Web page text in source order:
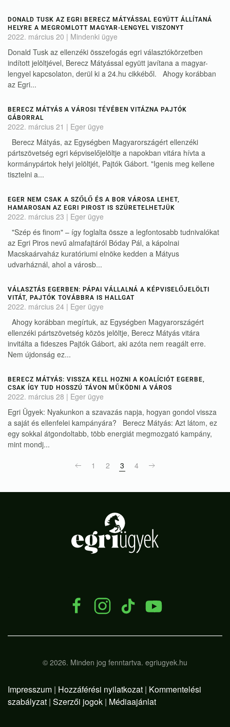
DONALD TUSK AZ EGRI BERECZ MÁTYÁSSAL EGYÜTT ÁLLÍTANÁ
HELYRE A MEGROMLOTT MAGYAR-LENGYEL VISZONYT
2022. március 20 | Mindenki ügye
Donald Tusk az ellenzéki összefogás egri választókörzetben
indított jelöltjével, Berecz Mátyással együtt javítana a magyar-
lengyel kapcsolaton, derül ki a 24.hu cikkéből. Ahogy korábban
az Egri...
BERECZ MÁTYÁS A VÁROSI TÉVÉBEN VITÁZNA PAJTÓK
GÁBORRAL
2022. március 21 | Eger ügye
Berecz Mátyás, az Egységben Magyarországért ellenzéki
pártszövetség egri képviselőjelöltje a napokban vitára hívta a
kormánypártok helyi jelöltjét, Pajtók Gábort. "Igenis meg kellene
tisztelni a...
EGER NEM CSAK A SZŐLŐ ÉS A BOR VÁROSA LEHET,
HAMAROSAN AZ EGRI PIROST IS SZÜRETELHETJÜK
2022. március 23 | Eger ügye
"Szép és finom" – így foglalta össze a legfontosabb tudnivalókat
az Egri Piros nevű almafajtáról Bóday Pál, a kápolnai
Macskaárvaház kuratóriumi elnöke kedden a Mátyus
udvarháznál, ahol a városb...
VÁLASZTÁS EGERBEN: PÁPAI VÁLLALNÁ A KÉPVISELŐJELÖLTI
VITÁT, PAJTÓK TOVÁBBRA IS HALLGAT
2022. március 24 | Eger ügye
Ahogy korábban megírtuk, az Egységben Magyarországért
ellenzéki pártszövetség közös jelöltje, Berecz Mátyás vitára
invitálta a fideszes Pajtók Gábort, aki azóta nem reagált erre.
Nem újdonság ez...
BERECZ MÁTYÁS: VISSZA KELL HOZNI A KOALÍCIÓT EGERBE,
CSAK ÍGY TUD HOSSZÚ TÁVON MŰKÖDNI A VÁROS
2022. március 28 | Eger ügye
Egri Ügyek: Nyakunkon a szavazás napja, hogyan gondol vissza
a saját és ellenfelei kampányára? Berecz Mátyás: Azt látom, ez
egy sokkal átgondoltabb, több energiát megmozgató kampány,
mint mondj...
1 2 3 4
© 2026. Minden jog fenntartva. egriugyek.hu
Impresszum | Hozzáférési nyilatkozat | Kommentelési
szabályzat | Szerzői jogok | Médiaajánlat